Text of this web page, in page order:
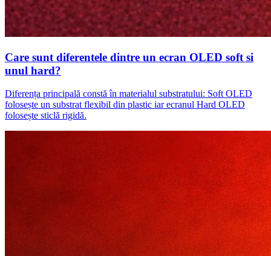
Care sunt diferentele dintre un ecran OLED soft si
unul hard?
Diferența principală constă în materialul substratului: Soft OLED
folosește un substrat flexibil din plastic iar ecranul Hard OLED
folosește sticlă rigidă.